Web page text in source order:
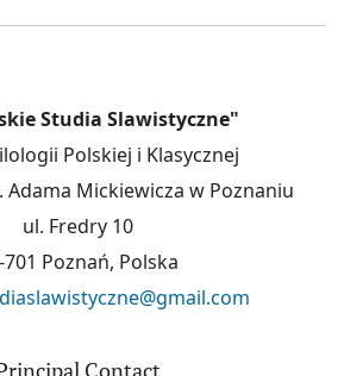
Studia Slawistyczne"
Polskiej i Klasycznej
Mickiewicza w Poznaniu
ul. Fredry 10
701 Poznań, Polska
Contact